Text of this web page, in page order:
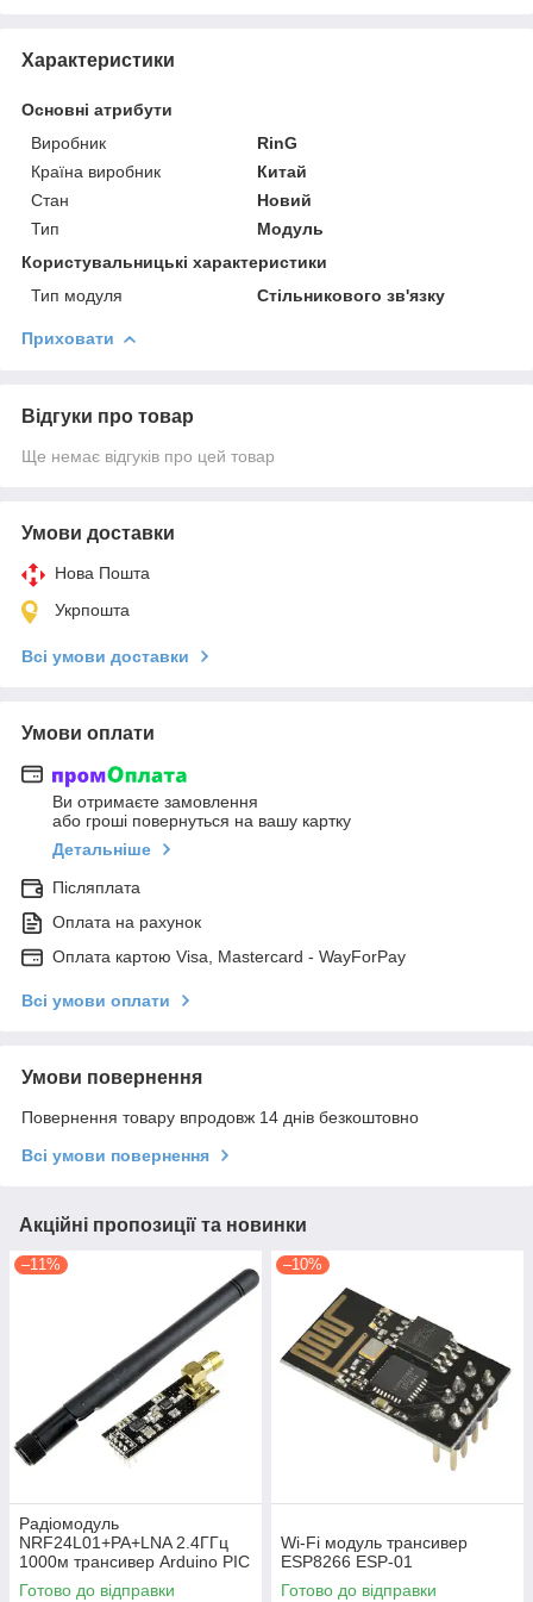
Характеристики
Основні атрибути
Виробник
RinG
Країна виробник
Китай
Стан
Новий
Тип
Модуль
Користувальницькі характеристики
Тип модуля
Стільникового зв'язку
Приховати
Відгуки про товар
Ще немає відгуків про цей товар
Умови доставки
Нова Пошта
Укрпошта
Всі умови доставки
Умови оплати
Ви отримаєте замовлення
або гроші повернуться на вашу картку
Детальніше
Післяплата
Оплата на рахунок
Оплата картою Visa, Mastercard - WayForPay
Всі умови оплати
Умови повернення
Повернення товару впродовж 14 днів безкоштовно
Всі умови повернення
Акційні пропозиції та новинки
–11%
Радіомодуль
NRF24L01+PA+LNA 2.4ГГц
1000м трансивер Arduino PIC
STM32
Готово до відправки
–10%
Wi-Fi модуль трансивер
ESP8266 ESP-01
Готово до відправки